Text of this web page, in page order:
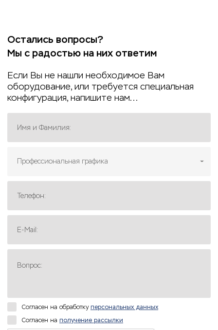
Остались вопросы?
Мы с радостью на них ответим
Если Вы не нашли необходимое Вам
оборудование, или требуется специальная
конфигурация, напишите нам...
Имя и Фамилия:
Профессиональная графика
Телефон:
E-Mail:
Вопрос:
Согласен на обработкуперсональных данных
Согласен на получение рассылки